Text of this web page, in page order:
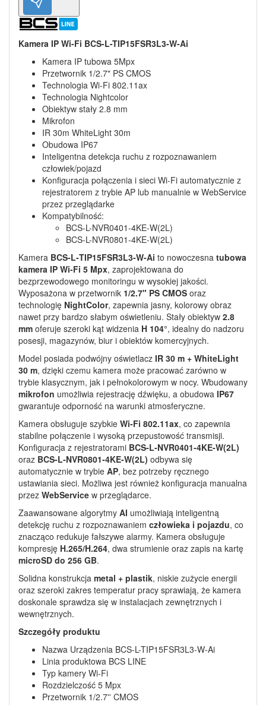
Kamera IP Wi-Fi BCS-L-TIP15FSR3L3-W-Ai
Kamera IP tubowa 5Mpx
Przetwornik 1/2.7" PS CMOS
Technologia Wi-Fi 802.11ax
Technologia Nightcolor
Obiektyw stały 2.8 mm
Mikrofon
IR 30m WhiteLight 30m
Obudowa IP67
Inteligentna detekcja ruchu z rozpoznawaniem
człowiek/pojazd
Konfiguracja połączenia i sieci Wi-Fi automatycznie z
rejestratorem z trybie AP lub manualnie w WebService
przez przeglądarke
Kompatybilność:
BCS-L-NVR0401-4KE-W(2L)
BCS-L-NVR0801-4KE-W(2L)
Kamera BCS‑L‑TIP15FSR3L3‑W‑Ai to nowoczesna tubowa
kamera IP Wi‑Fi 5 Mpx, zaprojektowana do
bezprzewodowego monitoringu w wysokiej jakości.
Wyposażona w przetwornik 1/2.7" PS CMOS oraz
technologię NightColor, zapewnia jasny, kolorowy obraz
nawet przy bardzo słabym oświetleniu. Stały obiektyw 2.8
mm oferuje szeroki kąt widzenia H 104°, idealny do nadzoru
posesji, magazynów, biur i obiektów komercyjnych.
Model posiada podwójny oświetlacz IR 30 m + WhiteLight
30 m, dzięki czemu kamera może pracować zarówno w
mikrofon umożliwia rejestrację dźwięku, a obudowa IP67
gwarantuje odporność na warunki atmosferyczne.
Kamera obsługuje szybkie Wi‑Fi 802.11ax, co zapewnia
stabilne połączenie i wysoką przepustowość transmisji.
Konfiguracja z rejestratorami BCS‑L‑NVR0401‑4KE‑W(2L)
oraz BCS‑L‑NVR0801‑4KE‑W(2L) odbywa się
automatycznie w trybie AP, bez potrzeby ręcznego
ustawiania sieci. Możliwa jest również konfiguracja manualna
przez WebService w przeglądarce.
Zaawansowane algorytmy AI umożliwiają inteligentną
detekcję ruchu z rozpoznawaniem człowieka i pojazdu, co
znacząco redukuje fałszywe alarmy. Kamera obsługuje
kompresję H.265/H.264
microSD do 256 GB.
Solidna konstrukcja metal + plastik, niskie zużycie energii
oraz szeroki zakres temperatur pracy sprawiają, że kamera
doskonale sprawdza się w instalacjach zewnętrznych i
wewnętrznych.
Szczegóły produktu
Nazwa Urządzenia BCS-L-TIP15FSR3L3-W-Ai
Linia produktowa BCS LINE
Typ kamery Wi-Fi
Rozdzielczość 5 Mpx
Przetwornik 1/2.7'' CMOS